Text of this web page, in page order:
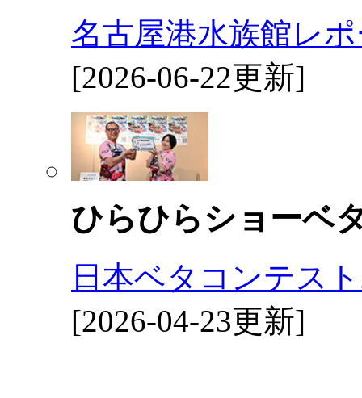
名古屋港水族館レ
[2026-06-22更新]
ひらひらショーベ
日本ベタコンテス
[2026-04-23更新]